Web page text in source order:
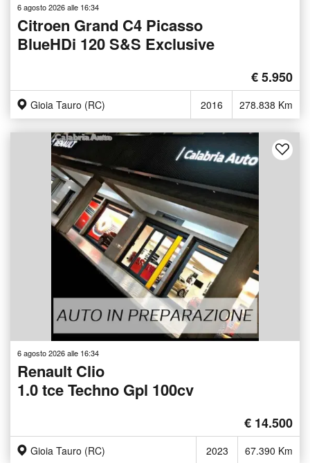
6 agosto 2026 alle 16:34
Citroen Grand C4 Picasso
BlueHDi 120 S&S Exclusive
€ 5.950
Gioia Tauro (RC) 2016 278.838 Km
6 agosto 2026 alle 16:34
Renault Clio
1.0 tce Techno Gpl 100cv
€ 14.500
Gioia Tauro (RC) 2023 67.390 Km